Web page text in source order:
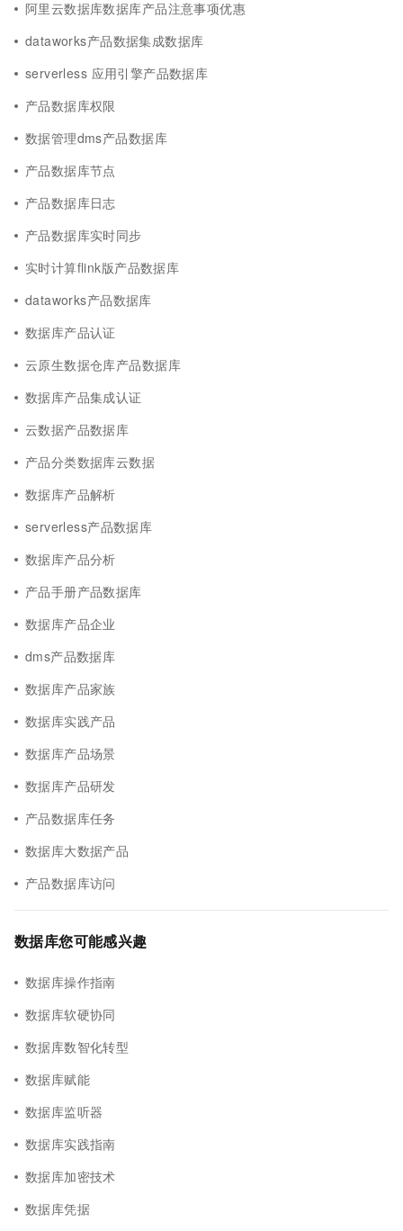
阿里云数据库数据库产品注意事项优惠
dataworks产品数据集成数据库
serverless 应用引擎产品数据库
产品数据库权限
数据管理dms产品数据库
产品数据库节点
产品数据库日志
产品数据库实时同步
实时计算flink版产品数据库
dataworks产品数据库
数据库产品认证
云原生数据仓库产品数据库
数据库产品集成认证
云数据产品数据库
产品分类数据库云数据
数据库产品解析
serverless产品数据库
数据库产品分析
产品手册产品数据库
数据库产品企业
dms产品数据库
数据库产品家族
数据库实践产品
数据库产品场景
数据库产品研发
产品数据库任务
数据库大数据产品
产品数据库访问
数据库您可能感兴趣
数据库操作指南
数据库软硬协同
数据库数智化转型
数据库赋能
数据库监听器
数据库实践指南
数据库加密技术
数据库凭据